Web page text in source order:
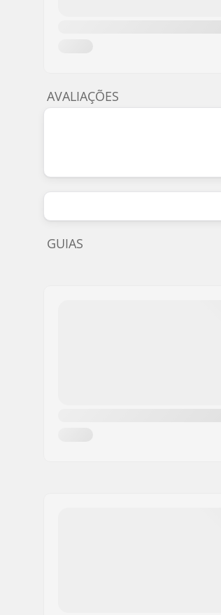
AVALIAÇÕES
GUIAS